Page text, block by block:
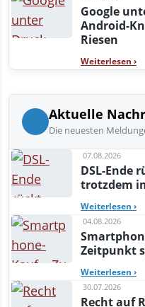
Google
Android-
Riesen
Weiterlesen ›
Aktuelle
Die neuesten
07.08.2026
DSL-Ende
trotzdem
Weiterlesen ›
04.08.2026
Zeitpunkt
Weiterlesen ›
30.07.2026
Recht auf